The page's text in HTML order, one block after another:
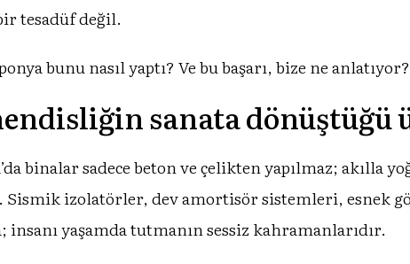
tesadüf değil.
bunu nasıl yaptı? Ve bu başarı, bize ne anlatıyor?
sanata dönüştüğü
binalar sadece beton ve çelikten yapılmaz;
Sismik izolatörler, dev amortisör sistemleri, esnek
insanı yaşamda tutmanın sessiz kahramanlarıdır.